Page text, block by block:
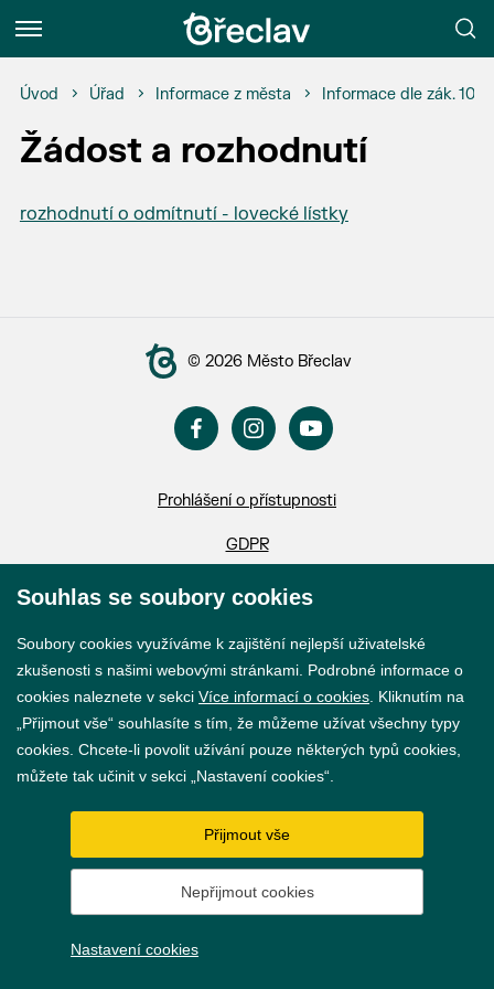
Menu
Úvod Úřad Informace z města Informace dle zák.
Žádost a rozhodnutí
rozhodnutí o odmítnutí - lovecké lístky
© 2026 Město Břeclav
Prohlášení o přístupnosti
GDPR
Nastavení cookies
VytvořilwebProgress
Souhlas se soubory cookies
Soubory cookies využíváme k zajištění nejlepší uživatelské
zkušenosti s našimi webovými stránkami. Podrobné informace o
cookies naleznete v sekci Více informací o cookies . Kliknutím na
„Přijmout vše“ souhlasíte s tím, že můžeme užívat všechny typy
cookies. Chcete-li povolit užívání pouze některých typů cookies,
můžete tak učinit v sekci „Nastavení cookies“.
Přijmout vše
Nepřijmout cookies
Nastavení cookies